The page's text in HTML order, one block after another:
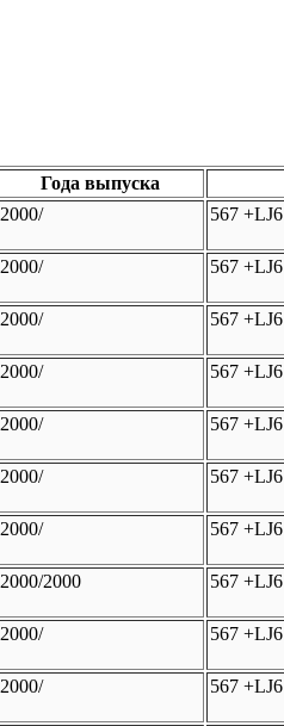
Года выпуска
2000/ 567 +LJ6
2000/ 567 +LJ6
2000/ 567 +LJ6
2000/ 567 +LJ6
2000/ 567 +LJ6
2000/ 567 +LJ6
2000/ 567 +LJ6
2000/2000 567
2000/ 567
2000/ 567 +LJ6